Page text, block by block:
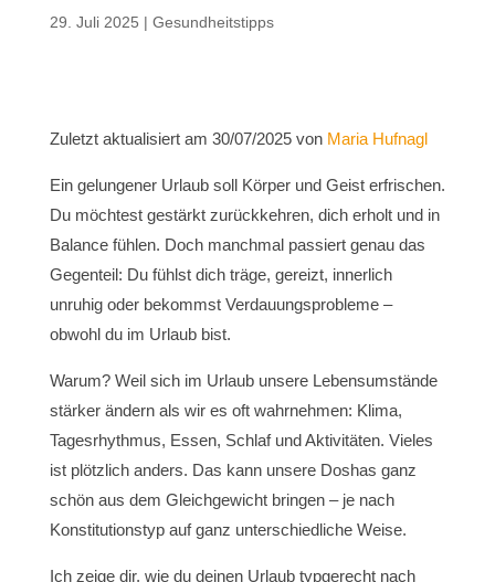
29. Juli 2025 | Gesundheitstipps
Zuletzt aktualisiert am 30/07/2025 von Maria Hufnagl
Ein gelungener Urlaub soll Körper und Geist erfrischen.
Du möchtest gestärkt zurückkehren, dich erholt und in
Balance fühlen. Doch manchmal passiert genau das
Gegenteil: Du fühlst dich träge, gereizt, innerlich
unruhig oder bekommst Verdauungsprobleme –
obwohl du im Urlaub bist.
Warum? Weil sich im Urlaub unsere Lebensumstände
stärker ändern als wir es oft wahrnehmen: Klima,
Tagesrhythmus, Essen, Schlaf und Aktivitäten. Vieles
ist plötzlich anders. Das kann unsere Doshas ganz
schön aus dem Gleichgewicht bringen – je nach
Konstitutionstyp auf ganz unterschiedliche Weise.
Ich zeige dir, wie du deinen Urlaub typgerecht nach